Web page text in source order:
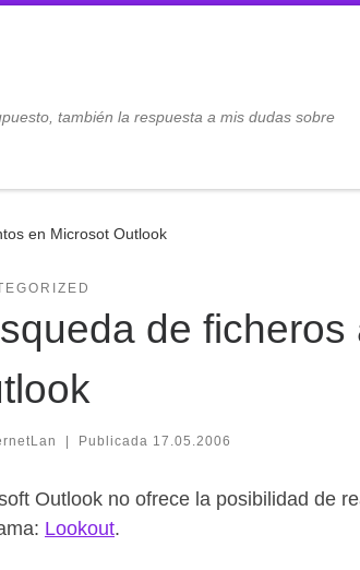
también la respuesta a mis dudas sobre
en Microsot Outlook
de
Publicada 17.05.2006
Outlook no ofrece la posibilidad de
Lookout.